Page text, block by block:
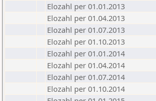
Elozahl per 01.01.2013
Elozahl per 01.04.2013
Elozahl per 01.07.2013
Elozahl per 01.10.2013
Elozahl per 01.01.2014
Elozahl per 01.04.2014
Elozahl per 01.07.2014
Elozahl per 01.10.2014